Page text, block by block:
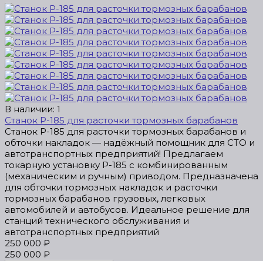
В наличии: 1
Станок Р-185 для расточки тормозных барабанов
Станок Р-185 для расточки тормозных барабанов и
обточки накладок — надёжный помощник для СТО и
автотранспортных предприятий! Предлагаем
токарную установку Р-185 с комбинированным
(механическим и ручным) приводом. Предназначена
для обточки тормозных накладок и расточки
тормозных барабанов грузовых, легковых
автомобилей и автобусов. Идеальное решение для
станций технического обслуживания и
автотранспортных предприятий
250 000 ₽
250 000 ₽